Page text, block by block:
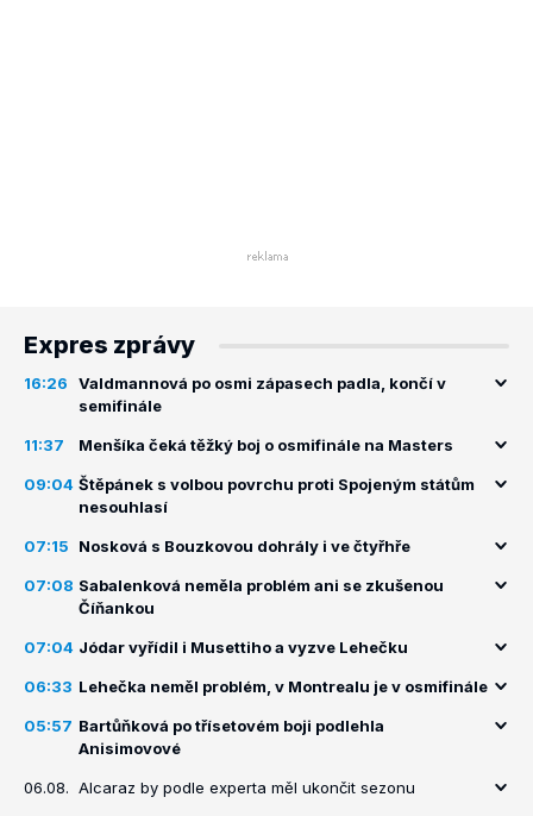
Expres zprávy
16:26
Valdmannová po osmi zápasech padla, končí v
semifinále
11:37 Menšíka čeká těžký boj o osmifinále na Masters
09:04 Štěpánek s volbou povrchu proti Spojeným státům
nesouhlasí
07:15 Nosková s Bouzkovou dohrály i ve čtyřhře
07:08 Sabalenková neměla problém ani se zkušenou
Číňankou
07:04 Jódar vyřídil i Musettiho a vyzve Lehečku
06:33 Lehečka neměl problém, v Montrealu je v osmifinále
05:57 Bartůňková po třísetovém boji podlehla
Anisimovové
06.08. Alcaraz by podle experta měl ukončit sezonu